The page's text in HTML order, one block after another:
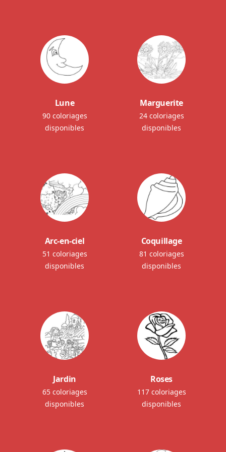
Lune
90 coloriages
disponibles
Marguerite
24 coloriages
disponibles
Arc-en-ciel
51 coloriages
disponibles
Coquillage
81 coloriages
disponibles
Jardin
65 coloriages
disponibles
Roses
117 coloriages
disponibles